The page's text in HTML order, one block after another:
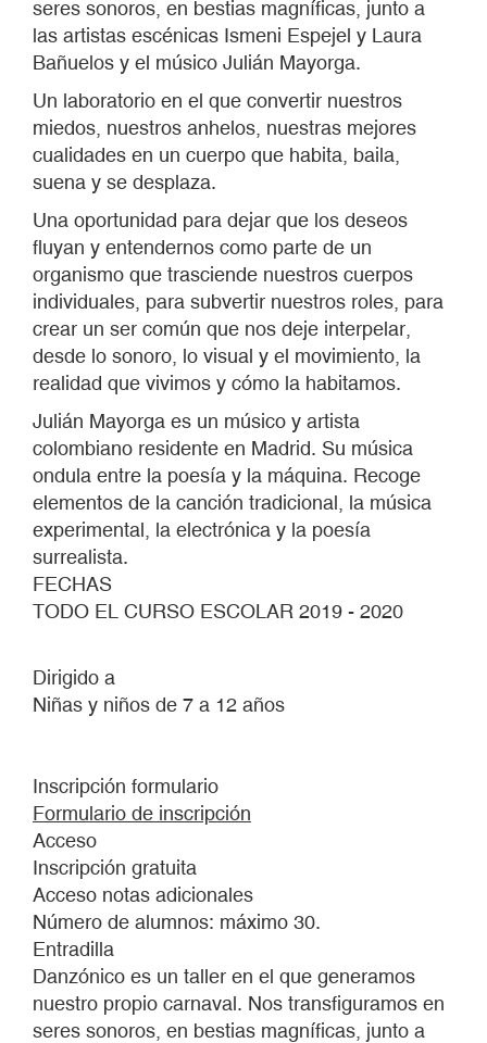
seres sonoros, en bestias magníficas, junto a
las artistas escénicas Ismeni Espejel y Laura
Bañuelos y el músico Julián Mayorga.
Un laboratorio en el que convertir nuestros
miedos, nuestros anhelos, nuestras mejores
cualidades en un cuerpo que habita, baila,
suena y se desplaza.
Una oportunidad para dejar que los deseos
fluyan y entendernos como parte de un
organismo que trasciende nuestros cuerpos
individuales, para subvertir nuestros roles, para
crear un ser común que nos deje interpelar,
desde lo sonoro, lo visual y el movimiento, la
realidad que vivimos y cómo la habitamos.
Julián Mayorga es un músico y artista
colombiano residente en Madrid. Su música
ondula entre la poesía y la máquina. Recoge
elementos de la canción tradicional, la música
experimental, la electrónica y la poesía
surrealista.
FECHAS
TODO EL CURSO ESCOLAR 2019 - 2020
Dirigido a
Niñas y niños de 7 a 12 años
Inscripción formulario
Formulario de inscripción
Acceso
Inscripción gratuita
Acceso notas adicionales
Número de alumnos: máximo 30.
Entradilla
Danzónico es un taller en el que generamos
nuestro propio carnaval. Nos transfiguramos en
seres sonoros, en bestias magníficas, junto a